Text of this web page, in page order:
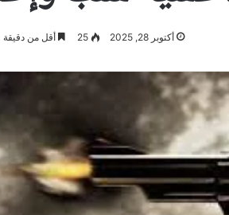
أكتوبر 28, 2025 25 أقل من دقيقة